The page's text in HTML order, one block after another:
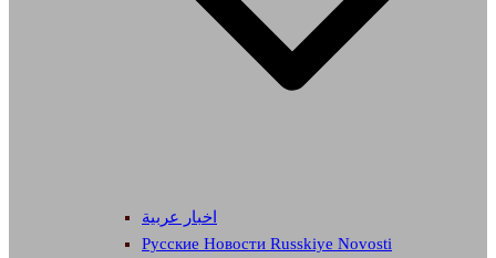
اخبار عربية
Русские Новости Russkiye Novosti